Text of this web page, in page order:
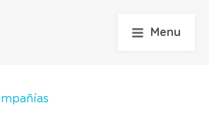
Menu